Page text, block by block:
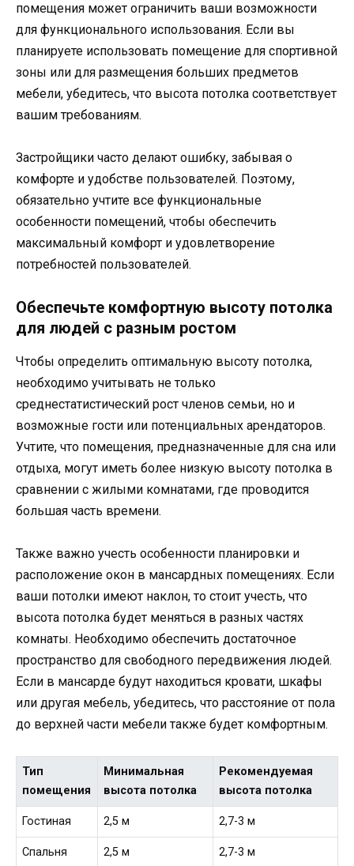
помещения может ограничить ваши возможности
для функционального использования. Если вы
планируете использовать помещение для спортивной
зоны или для размещения больших предметов
мебели, убедитесь, что высота потолка соответствует
вашим требованиям.
Застройщики часто делают ошибку, забывая о
комфорте и удобстве пользователей. Поэтому,
обязательно учтите все функциональные
особенности помещений, чтобы обеспечить
максимальный комфорт и удовлетворение
потребностей пользователей.
Обеспечьте комфортную высоту потолка
для людей с разным ростом
Чтобы определить оптимальную высоту потолка,
необходимо учитывать не только
среднестатистический рост членов семьи, но и
возможные гости или потенциальных арендаторов.
Учтите, что помещения, предназначенные для сна или
отдыха, могут иметь более низкую высоту потолка в
сравнении с жилыми комнатами, где проводится
большая часть времени.
Также важно учесть особенности планировки и
расположение окон в мансардных помещениях. Если
ваши потолки имеют наклон, то стоит учесть, что
высота потолка будет меняться в разных частях
комнаты. Необходимо обеспечить достаточное
пространство для свободного передвижения людей.
Если в мансарде будут находиться кровати, шкафы
или другая мебель, убедитесь, что расстояние от пола
до верхней части мебели также будет комфортным.
Тип
помещения
Минимальная
высота потолка
Рекомендуемая
высота потолка
Гостиная 2,5 м 2,7-3 м
Спальня 2,5 м 2,7-3 м